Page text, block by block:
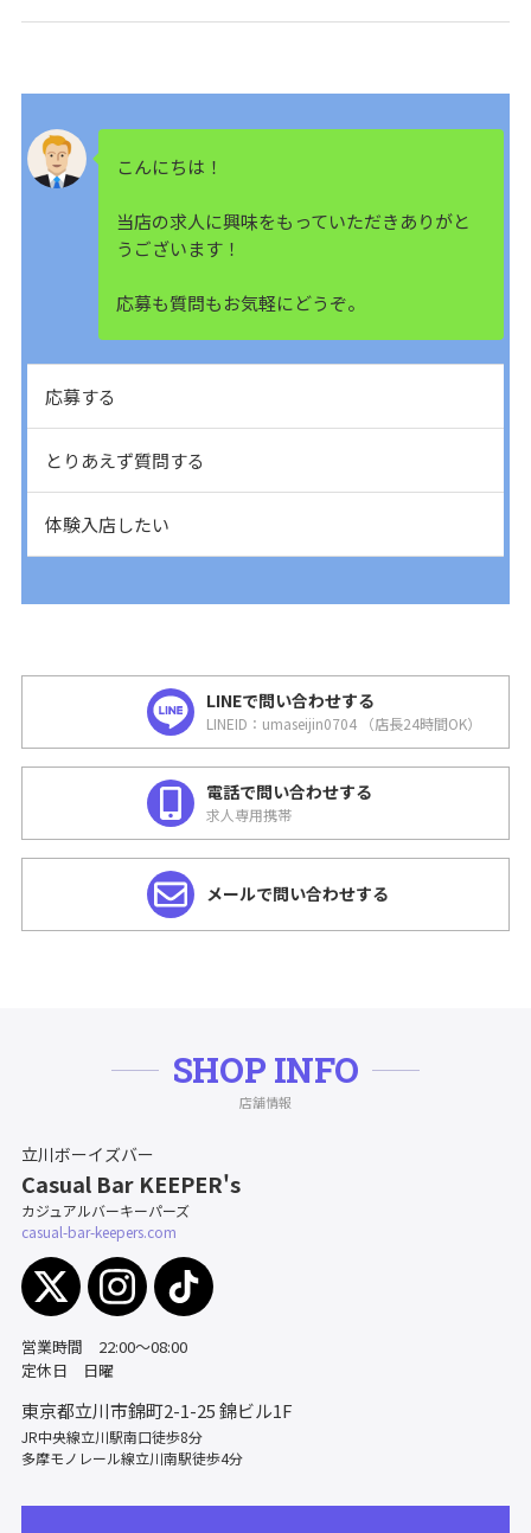
こんにちは！
当店の求人に興味をもっていただきありがと
うございます！
応募も質問もお気軽にどうぞ。
応募する
とりあえず質問する
体験入店したい
LINEで問い合わせする
LINEID：umaseijin0704 （店長24時間OK）
電話で問い合わせする
求人専用携帯
メールで問い合わせする
SHOP INFO
店舗情報
立川ボーイズバー
Casual Bar KEEPER's
カジュアルバーキーパーズ
casual-bar-keepers.com
営業時間 22:00～08:00
定休日 日曜
東京都立川市錦町2-1-25錦ビル1F
JR中央線立川駅南口徒歩8分
多摩モノレール線立川南駅徒歩4分